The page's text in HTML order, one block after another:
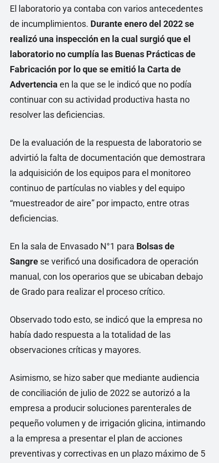
El laboratorio ya contaba con varios antecedentes
de incumplimientos. Durante enero del 2022 se
realizó una inspección en la cual surgió que el
laboratorio no cumplía las Buenas Prácticas de
Fabricación por lo que se emitió la Carta de
Advertencia en la que se le indicó que no podía
continuar con su actividad productiva hasta no
resolver las deficiencias.
De la evaluación de la respuesta de laboratorio se
advirtió la falta de documentación que demostrara
la adquisición de los equipos para el monitoreo
continuo de partículas no viables y del equipo
“muestreador de aire” por impacto, entre otras
deficiencias.
En la sala de Envasado N°1 para Bolsas de
Sangre se verificó una dosificadora de operación
manual, con los operarios que se ubicaban debajo
de Grado para realizar el proceso crítico.
Observado todo esto, se indicó que la empresa no
había dado respuesta a la totalidad de las
observaciones críticas y mayores.
Asimismo, se hizo saber que mediante audiencia
de conciliación de julio de 2022 se autorizó a la
empresa a producir soluciones parenterales de
pequeño volumen y de irrigación glicina, intimando
a la empresa a presentar el plan de acciones
preventivas y correctivas en un plazo máximo de 5